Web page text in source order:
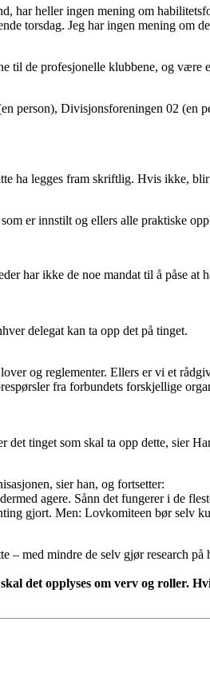
har heller ingen mening om
torsdag. Jeg har ingen mening om
til de profesjonelle klubbene, og være
person), Divisjonsforeningen 02 (en
ha legges fram skriftlig. Hvis ikke,
er innstilt og ellers alle praktiske
har ikke de noe mandat til å påse at
delegat kan ta opp det på tinget.
og reglementer. Ellers er vi et
fra forbundets forskjellige
tinget som skal ta opp dette, sier
sier han, og fortsetter:
agere. Sånn det fungerer i de
gjort. Men: Lovkomiteen bør selv
– med mindre de selv gjør research på
det opplyses om verv og roller.